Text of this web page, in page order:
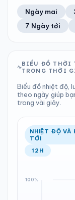
21°C
0 mm
Tổng cả ngày
10
Chỉ số UV
19°C
Ổn định
Trung bình
TIA UV
LƯỢNG MƯA
0 mm
Tổng cả ngày
Ổn định
Ngày mai
7 Ngày tới
BIỂU ĐỒ THỜI
TRONG THỜI
Biểu đồ nhiệt độ,
theo ngày giúp
trong vài giây.
NHIỆT ĐỘ VÀ
TỚI
12H